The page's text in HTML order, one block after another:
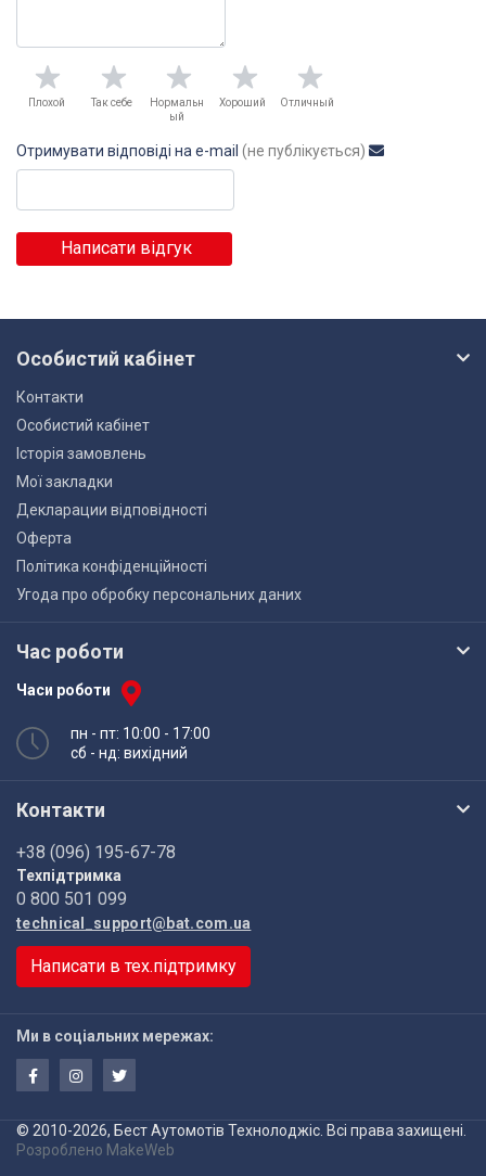
Плохой Так себе
Нормальн
ый
Хороший Отличный
Отримувати відповіді на e-mail (не публікується)
Написати відгук
Особистий кабінет
Контакти
Особистий кабінет
Історія замовлень
Мої закладки
Декларации відповідності
Оферта
Політика конфіденційності
Угода про обробку персональних даних
Час роботи
Часи роботи
пн - пт: 10:00 - 17:00
сб - нд: вихідний
Контакти
+38 (096) 195-67-78
Техпідтримка
0 800 501 099
technical_support@bat.com.ua
Написати в тех.підтримку
Ми в соціальних мережах:
© 2010-2026, Бест Аутомотів Технолоджіс. Всі права захищені.
Розроблено MakeWeb